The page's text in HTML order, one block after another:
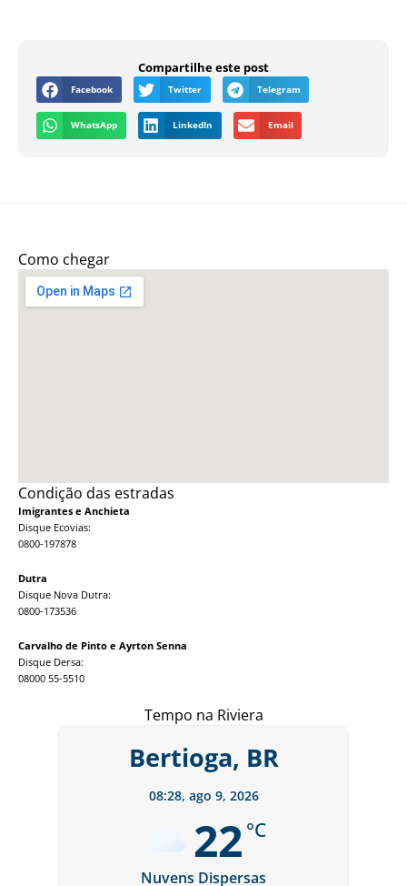
Compartilhe este post
Facebook Twitter Telegram
WhatsApp LinkedIn Email
Como chegar
Condição das estradas
Imigrantes e Anchieta
Disque Ecovias:
0800-197878
Dutra
Disque Nova Dutra:
0800-173536
Carvalho de Pinto e Ayrton Senna
Disque Dersa:
08000 55-5510
Tempo na Riviera
Bertioga, BR
08:28, ago 9, 2026
22 °C
Nuvens Dispersas